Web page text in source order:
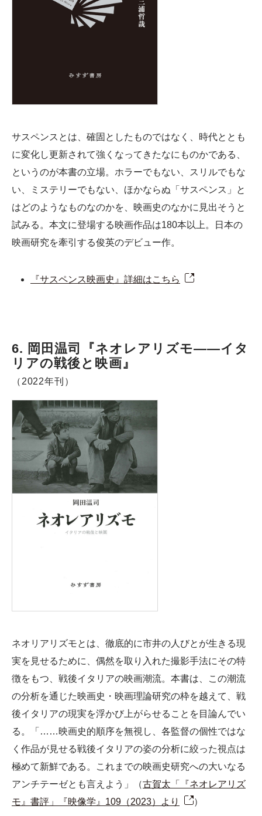
サスペンスとは、確固としたものではなく、時代ととも
に変化し更新されて強くなってきたなにものかである、
というのが本書の立場。ホラーでもない、スリルでもな
い、ミステリーでもない、ほかならぬ「サスペンス」と
はどのようなものなのかを、映画史のなかに見出そうと
試みる。本文に登場する映画作品は180本以上。日本の
映画研究を牽引する俊英のデビュー作。
『サスペンス映画史』詳細はこちら
6. 岡田温司『ネオレアリズモ――イタ
リアの戦後と映画』
（2022年刊）
ネオリアリズモとは、徹底的に市井の人びとが生きる現
実を見せるために、偶然を取り入れた撮影手法にその特
徴をもつ、戦後イタリアの映画潮流。本書は、この潮流
の分析を通じた映画史・映画理論研究の枠を越えて、戦
後イタリアの現実を浮かび上がらせることを目論んでい
る。「……映画史的順序を無視し、各監督の個性ではな
く作品が見せる戦後イタリアの姿の分析に絞った視点は
極めて新鮮である。これまでの映画史研究への大いなる
アンチテーゼとも言えよう」（古賀太「『ネオレアリズ
モ』書評」『映像学』109（2023）より
）